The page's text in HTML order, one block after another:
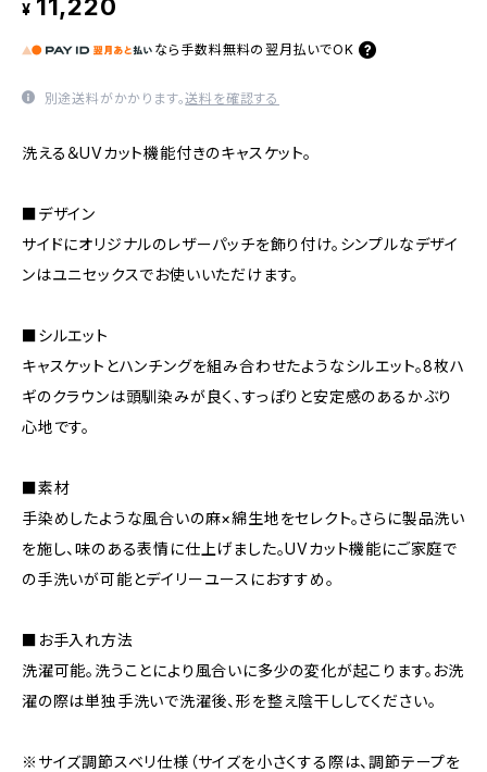
¥ 11,220
なら 手数料無料の 翌月払いでOK
別途送料がかかります。送料を確認する
洗える＆UVカット機能付きのキャスケット。
■デザイン
サイドにオリジナルのレザーパッチを飾り付け。シンプルなデザイ
ンはユニセックスでお使いいただけます。
■シルエット
キャスケットとハンチングを組み合わせたようなシルエット。8枚ハ
ギのクラウンは頭馴染みが良く、すっぽりと安定感のあるかぶり
心地です。
■素材
手染めしたような風合いの麻×綿生地をセレクト。さらに製品洗い
を施し、味のある表情に仕上げました。UVカット機能にご家庭で
の手洗いが可能とデイリーユースにおすすめ。
■お手入れ方法
洗濯可能。洗うことにより風合いに多少の変化が起こります。お洗
濯の際は単独手洗いで洗濯後、形を整え陰干ししてください。
※サイズ調節スベリ仕様（サイズを小さくする際は、調節テープを